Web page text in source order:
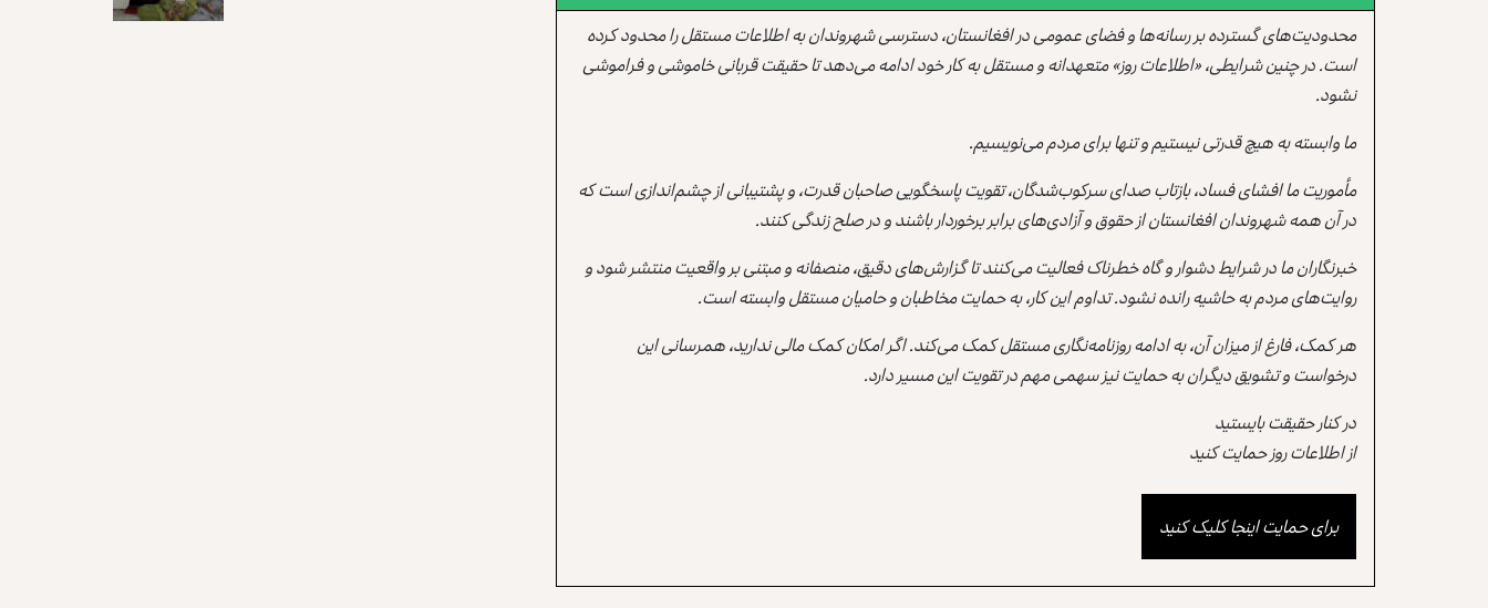
محدودیت‌های گسترده بر رسانه‌ها و فضای عمومی در افغانستان، دسترسی شهروندان به اطلاعات مستقل را محدود کرده
است. در چنین شرایطی، «اطلاعات روز» متعهدانه و مستقل به کار خود ادامه می‌دهد تا حقیقت قربانی خاموشی و فراموشی
نشود.
ما وابسته به هیچ قدرتی نیستیم و تنها برای مردم می‌نویسیم.
مأموریت ما افشای فساد، بازتاب صدای سرکوب‌شدگان، تقویت پاسخگویی صاحبان قدرت، و پشتیبانی از چشم‌اندازی است که
در آن همه شهروندان افغانستان از حقوق و آزادی‌های برابر برخوردار باشند و در صلح زندگی کنند.
خبرنگاران ما در شرایط دشوار و گاه خطرناک فعالیت می‌کنند تا گزارش‌های دقیق، منصفانه و مبتنی بر واقعیت منتشر شود و
روایت‌های مردم به حاشیه رانده نشود. تداوم این کار، به حمایت مخاطبان و حامیان مستقل وابسته است.
هر کمک، فارغ از میزان آن، به ادامه روزنامه‌نگاری مستقل کمک می‌کند. اگر امکان کمک مالی ندارید، همرسانی این
درخواست و تشویق دیگران به حمایت نیز سهمی مهم در تقویت این مسیر دارد.
در کنار حقیقت بایستید
از اطلاعات روز حمایت کنید
برای حمایت اینجا کلیک کنید